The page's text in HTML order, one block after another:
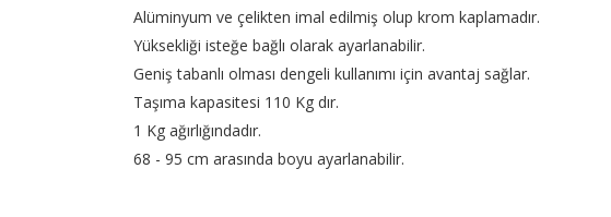
Alüminyum ve çelikten imal edilmiş olup krom kaplamadır.
Yüksekliği isteğe bağlı olarak ayarlanabilir.
Geniş tabanlı olması dengeli kullanımı için avantaj sağlar.
Taşıma kapasitesi 110 Kg dır.
1 Kg ağırlığındadır.
68 - 95 cm arasında boyu ayarlanabilir.